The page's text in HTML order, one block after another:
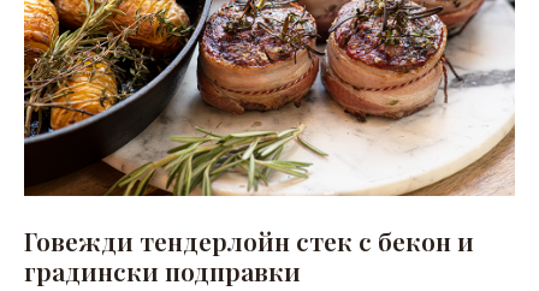
Говежди тендерлойн стек с бекон и
градински подправки